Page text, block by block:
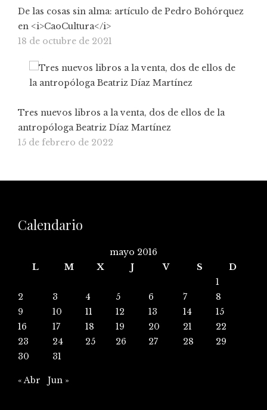
De las cosas sin alma: artículo de Pedro Bohórquez
en <i>CaoCultura</i>
18 de octubre de 2021
Tres nuevos libros a la venta, dos de ellos de la
antropóloga Beatriz Díaz Martínez
15 de febrero de 2022
Calendario
mayo 2016
L
M X J V S
D
1
2
3 4 5 6 7
8
9
10 11 12 13 14
15
16
17 18 19 20 21
22
23
24 25 26 27 28
29
30
31
« Abr Jun »